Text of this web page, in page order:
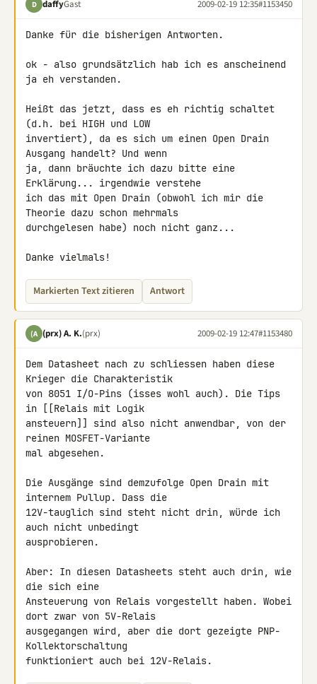
D daffyGast 2009-02-19 12:35#1153450
Danke für die bisherigen Antworten.
ok - also grundsätzlich hab ich es anscheinend
ja eh verstanden.
Heißt das jetzt, dass es eh richtig schaltet
(d.h. bei HIGH und LOW
invertiert), da es sich um einen Open Drain
Ausgang handelt? Und wenn
ja, dann bräuchte ich dazu bitte eine
Erklärung... irgendwie verstehe
ich das mit Open Drain (obwohl ich mir die
Theorie dazu schon mehrmals
durchgelesen habe) noch nicht ganz...
Danke vielmals!
Markierten Text zitieren Antwort
(A (prx) A. K.(prx) 2009-02-19 12:47#1153480
Dem Datasheet nach zu schliessen haben diese
Krieger die Charakteristik
von 8051 I/O-Pins (isses wohl auch). Die Tips
in [[Relais mit Logik
ansteuern]] sind also nicht anwendbar, von der
reinen MOSFET-Variante
mal abgesehen.
Die Ausgänge sind demzufolge Open Drain mit
internem Pullup. Dass die
12V-tauglich sind steht nicht drin, würde ich
auch nicht unbedingt
ausprobieren.
Aber: In diesen Datasheets steht auch drin, wie
die sich eine
Ansteuerung von Relais vorgestellt haben. Wobei
dort zwar von 5V-Relais
ausgegangen wird, aber die dort gezeigte PNP-
Kollektorschaltung
funktioniert auch bei 12V-Relais.